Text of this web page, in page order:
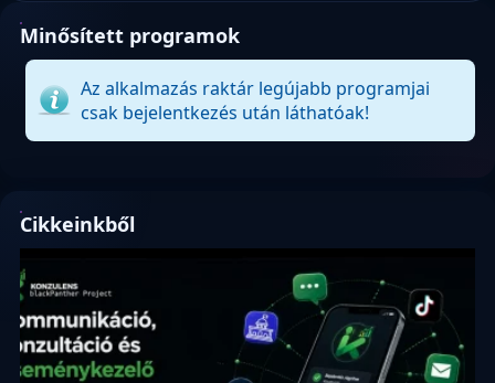
Minősített programok
Az alkalmazás raktár legújabb programjai
csak bejelentkezés után láthatóak!
Cikkeinkből